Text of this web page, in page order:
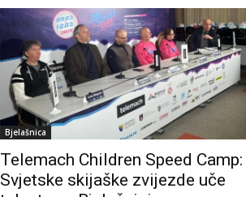
Bjelašnica
Telemach Children Speed Camp:
Svjetske skijaške zvijezde uče